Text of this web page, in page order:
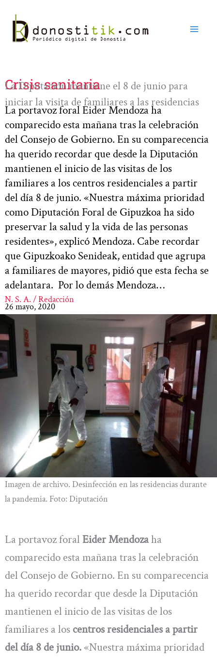
contenido
Crisis sanitaria
La Diputación mantiene el 8 de junio para
iniciar la visita de familiares a las residencias
La portavoz foral Eider Mendoza ha
comparecido esta mañana tras la celebración
del Consejo de Gobierno. En su comparecencia
ha querido recordar que desde la Diputación
mantienen el inicio de las visitas de los
familiares a los centros residenciales a partir
del día 8 de junio. «Nuestra máxima prioridad
como Diputación Foral de Gipuzkoa ha sido
preservar la salud y la vida de las personas
residentes», explicó Mendoza. Cabe recordar
que Gipuzkoako Senideak, entidad que agrupa
a familiares de mayores, pidió que esta fecha se
adelantara. Por lo demás Mendoza…
N. S. A. / Redacción
26 mayo, 2020
Imagen de archivo. Desinfección en las residencias durante
la pandemia. Foto: Diputación
La portavoz foral Eider Mendozaha
comparecido esta mañana tras la celebración
del Consejo de Gobierno. En su comparecencia
ha querido recordar que desde la Diputación
mantienen el inicio de las visitas de los
familiares a los centros residenciales a partir
del día 8 de junio.«Nuestra máxima prioridad